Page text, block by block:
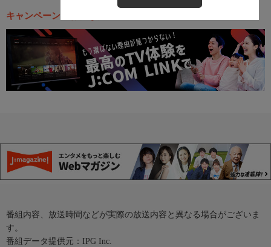
キャンペーン・お得な情報
番組内容、放送時間などが実際の放送内容と異なる場合がございま
す。
番組データ提供元：IPG Inc.